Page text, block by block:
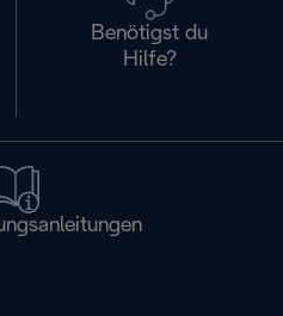
Benötigst du
Hilfe?